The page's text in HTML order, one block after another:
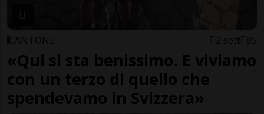
CANTONE 2 sett 85
«Qui si sta benissimo. E viviamo
con un terzo di quello che
spendevamo in Svizzera»